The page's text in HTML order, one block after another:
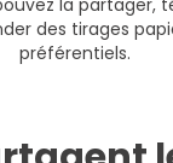
la partager,
des tirages
préférentiels.